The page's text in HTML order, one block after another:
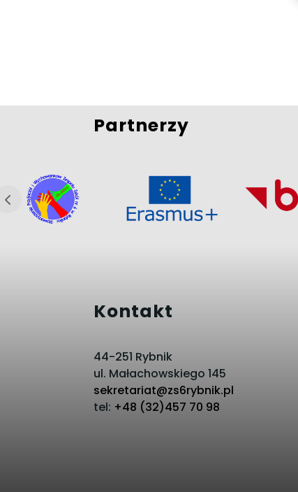
Partnerzy
Kontakt
44-251 Rybnik
ul. Małachowskiego 145
sekretariat@zs6rybnik.pl
tel: +48 (32)457 70 98